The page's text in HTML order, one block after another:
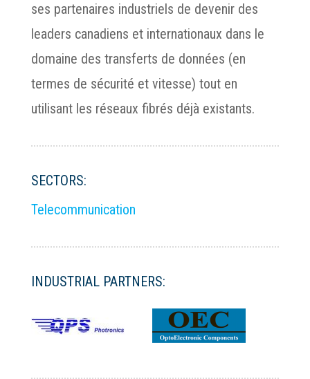
ses partenaires industriels de devenir des
leaders canadiens et internationaux dans le
domaine des transferts de données (en
termes de sécurité et vitesse) tout en
utilisant les réseaux fibrés déjà existants.
SECTORS:
Telecommunication
INDUSTRIAL PARTNERS: